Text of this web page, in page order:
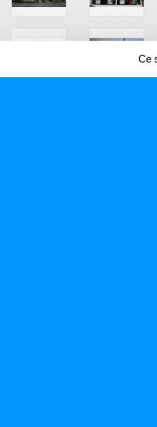
Ce